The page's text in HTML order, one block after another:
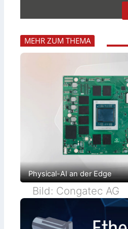
MEHR ZUM THEMA
Physical-AI an der Edge
Bild: Congatec AG